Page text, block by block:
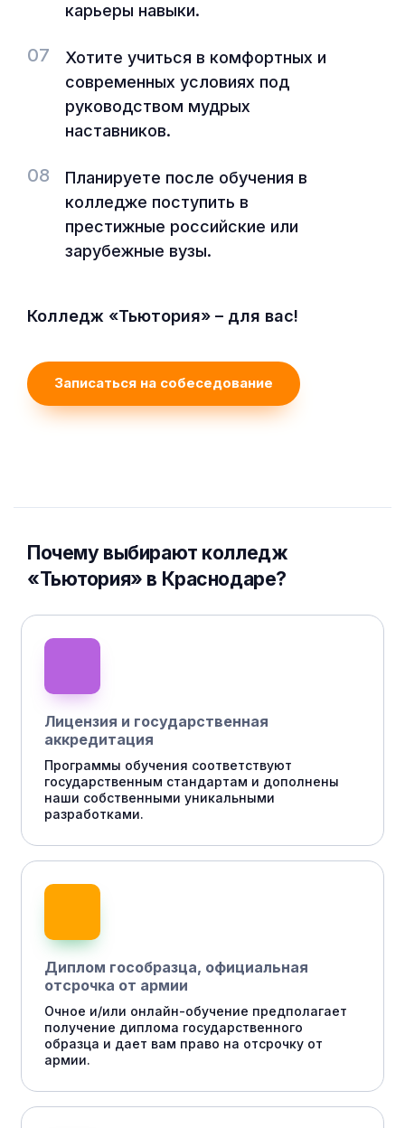
карьеры навыки.
07
Хотите учиться в комфортных и
современных условиях под
руководством мудрых
наставников.
08
Планируете после обучения в
колледже поступить в
престижные российские или
зарубежные вузы.
Колледж «Тьютория» – для вас!
Записаться на собеседование
Почему выбирают колледж
«Тьютория» в Краснодаре?
Лицензия и государственная
аккредитация
Программы обучения соответствуют
государственным стандартам и дополнены
наши собственными уникальными
разработками.
Диплом гособразца, официальная
отсрочка от армии
Очное и/или онлайн-обучение предполагает
получение диплома государственного
образца и дает вам право на отсрочку от
армии.